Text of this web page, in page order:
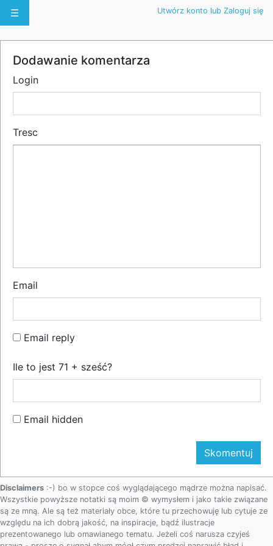
☰ Utwórz konto lub Zaloguj się
Dodawanie komentarza
Login
Tresc
Email
Email reply
Ile to jest 71 + sześć?
Email hidden
Disclaimers :-) bo w stopce coś wyglądającego mądrze można napisać.
Wszystkie powyższe notatki są moim © wymysłem i jako takie związane
są ze mną. Ale są też materiały obce, które tu przechowuję lub cytuje ze
względu na ich dobrą jakość, na inspiracje, bądź ilustracje
prezentowanego lub omawianego tematu. Jeżeli coś narusza czyjeś